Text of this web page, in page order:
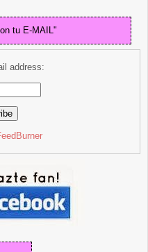
tu E-MAIL"
address: